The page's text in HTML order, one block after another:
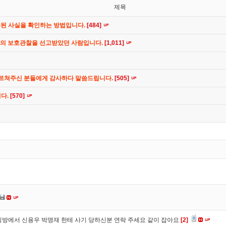
제목
사실을 확인하는 방법입니다. [484]
보호관찰을 선고받았던 사람입니다. [1,011]
쳐주신 분들에게 감사하다 말씀드립니다. [505]
. [570]
에서 신용우 박명재 한테 사기 당하신분 연락 주세요 같이 잡아요 [2]